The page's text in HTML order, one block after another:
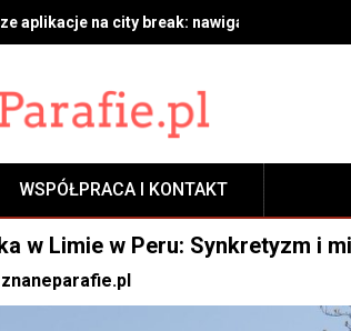
aplikacje na city break: nawigacja, transport,
WSPÓŁPRACA I KONTAKT
w Limie w Peru: Synkretyzm i
znaneparafie.pl